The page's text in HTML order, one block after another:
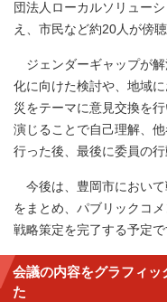
団法人ローカルソリュー
え、市民など約20人が傍聴
ジェンダーギャップが解
化に向けた検討や、地域
災をテーマに意見交換を
演じることで自己理解、
行った後、最後に委員の
今後は、豊岡市において
をまとめ、パブリックコ
戦略策定を完了する予定で
会議の内容をグラフィッ
た